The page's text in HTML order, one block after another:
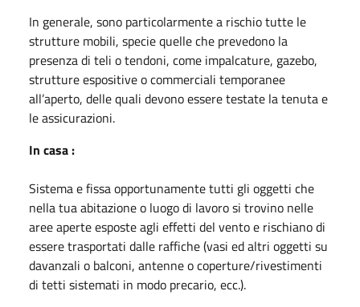
In generale, sono particolarmente a rischio tutte le
strutture mobili, specie quelle che prevedono la
presenza di teli o tendoni, come impalcature, gazebo,
strutture espositive o commerciali temporanee
all’aperto, delle quali devono essere testate la tenuta e
le assicurazioni.
In casa :
Sistema e fissa opportunamente tutti gli oggetti che
nella tua abitazione o luogo di lavoro si trovino nelle
aree aperte esposte agli effetti del vento e rischiano di
essere trasportati dalle raffiche (vasi ed altri oggetti su
davanzali o balconi, antenne o coperture/rivestimenti
di tetti sistemati in modo precario, ecc.).